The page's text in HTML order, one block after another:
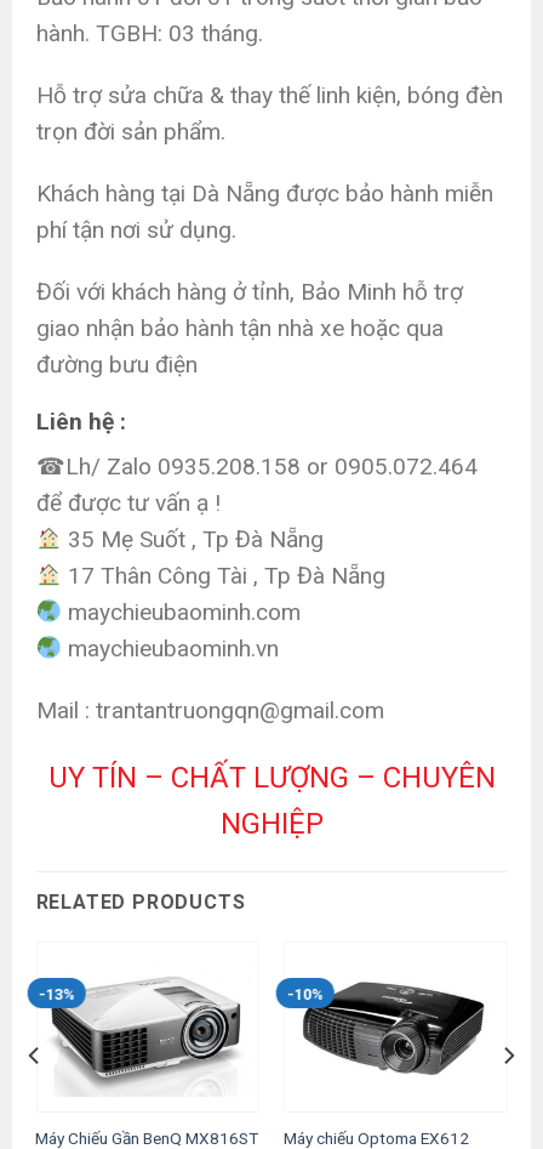
hành. TGBH: 03 tháng.
Hỗ trợ sửa chữa & thay thế linh kiện, bóng đèn
trọn đời sản phẩm.
Khách hàng tại Dà Nẵng được bảo hành miễn
phí tận nơi sử dụng.
Đối với khách hàng ở tỉnh, Bảo Minh hỗ trợ
giao nhận bảo hành tận nhà xe hoặc qua
đường bưu điện
Liên hệ :
☎Lh/ Zalo 0935.208.158 or 0905.072.464
để được tư vấn ạ !
35 Mẹ Suốt , Tp Đà Nẵng
17 Thân Công Tài , Tp Đà Nẵng
maychieubaominh.com
maychieubaominh.vn
Mail : trantantruongqn@gmail.com
UY TÍN – CHẤT LƯỢNG – CHUYÊN
NGHIỆP
RELATED PRODUCTS
-13%
Máy Chiếu Gần BenQ MX816ST
-10%
Máy chiếu Optoma EX612